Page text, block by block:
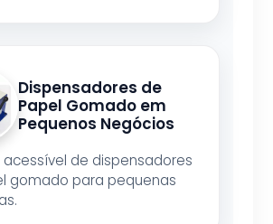
Dispensadores de
Papel Gomado em
Pequenos Negócios
acessível de dispensadores
gomado para pequenas